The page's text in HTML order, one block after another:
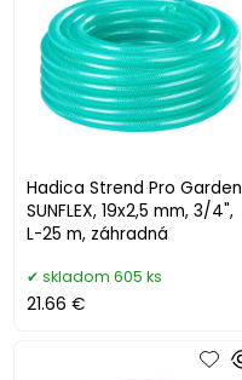
Hadica Strend Pro Garden
SUNFLEX, 19x2,5 mm, 3/4",
L-25 m, záhradná
skladom 605 ks
21.66 €